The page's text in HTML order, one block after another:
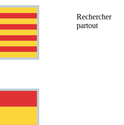
Rechercher
partout